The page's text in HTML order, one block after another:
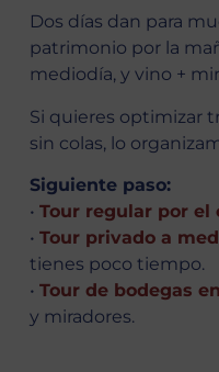
Dos días dan para
patrimonio por la
mediodía, y vino +
Si quieres optimizar
sin colas, lo
Siguiente paso:
• Tour regular por el
• Tour privado a
tienes poco tiempo.
• Tour de bodegas
y miradores.